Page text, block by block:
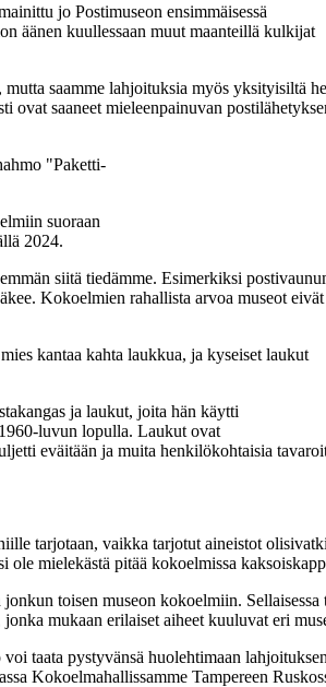
jo Postimuseon ensimmäisessä
äänen kuullessaan muut maanteillä kulkijat
saamme lahjoituksia myös yksityisiltä
ovat saaneet mieleenpainuvan
suoraan
2024.
siitä tiedämme. Esimerkiksi
Kokoelmien rahallista arvoa museot
ja laukut, joita hän käytti
luvun lopulla. Laukut ovat
eväitään ja muita henkilökohtaisia
tarjotaan, vaikka tarjotut aineistot
mielekästä pitää kokoelmissa
toisen museon kokoelmiin.
mukaan erilaiset aiheet kuuluvat eri
taata pystyvänsä huolehtimaan
Kokoelmahallissamme Tampereen